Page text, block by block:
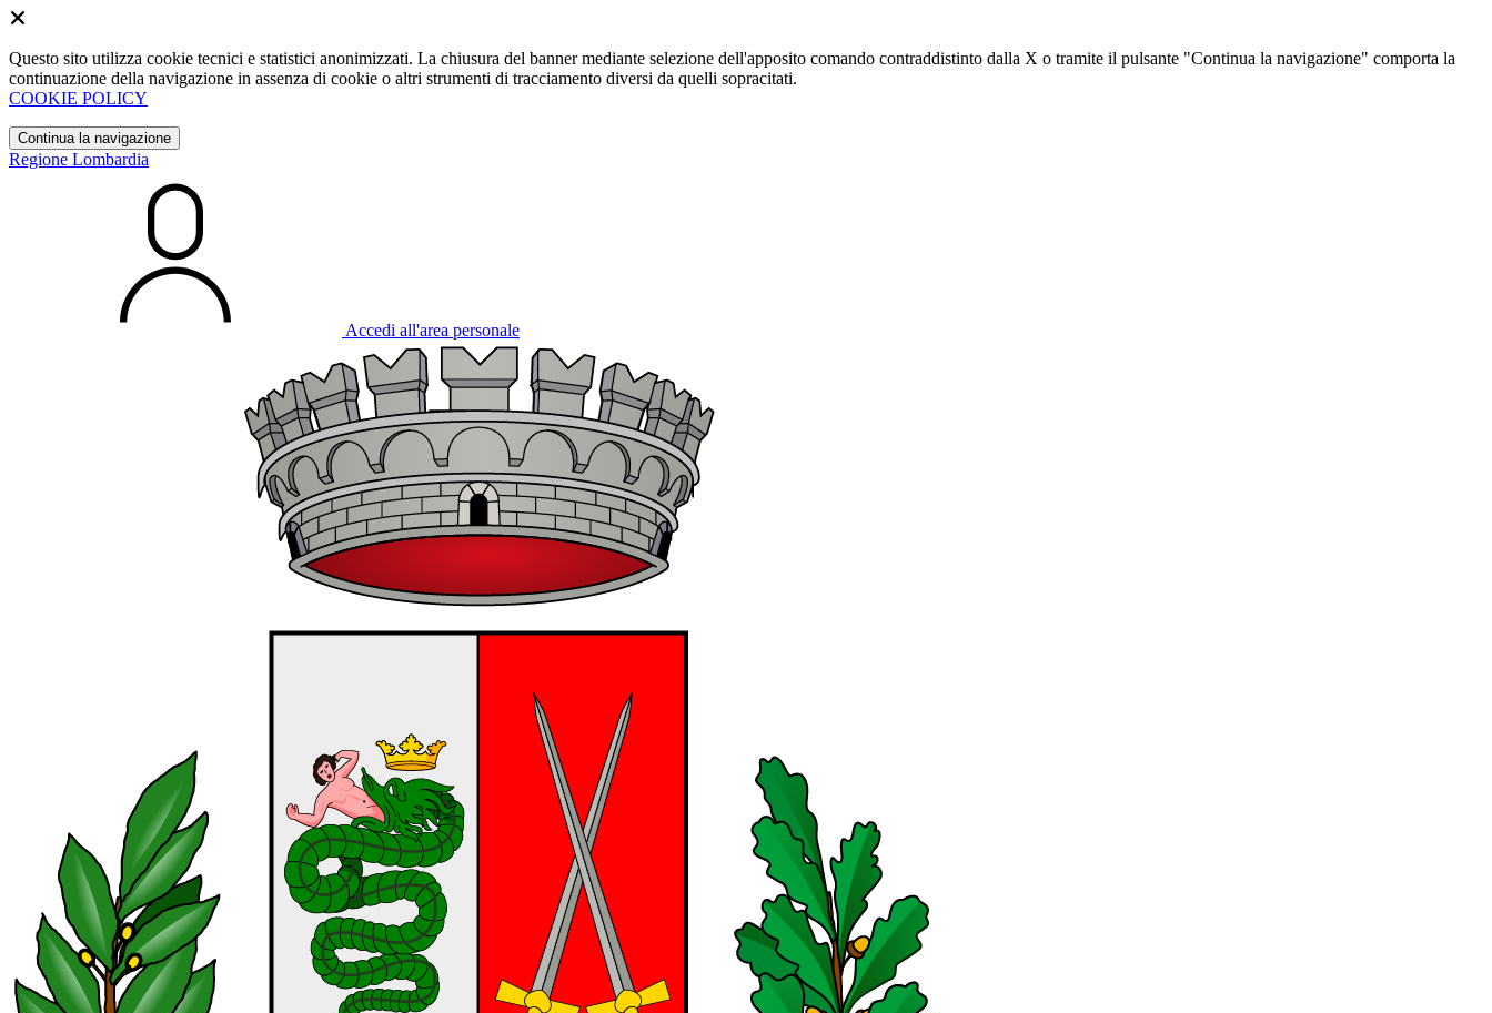
Questo sito utilizza cookie tecnici e statistici anonimizzati. La chiusura del banner mediante selezione dell'apposito comando contraddistinto dalla X o tramite il pulsante "Continua la navigazione" comporta la
continuazione della navigazione in assenza di cookie o altri strumenti di tracciamento diversi da quelli sopracitati.
COOKIE POLICY
Continua la navigazione
Regione Lombardia
Accedi all'area personale